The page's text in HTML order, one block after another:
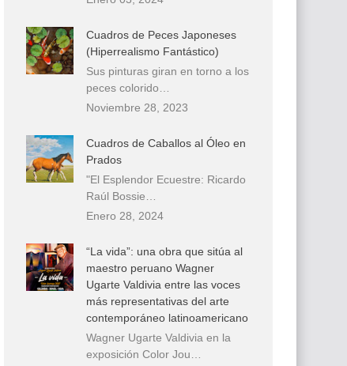
Cuadros de Peces Japoneses
(Hiperrealismo Fantástico)
Sus pinturas giran en torno a los
peces colorido…
Noviembre 28, 2023
Cuadros de Caballos al Óleo en
Prados
"El Esplendor Ecuestre: Ricardo
Raúl Bossie…
Enero 28, 2024
“La vida”: una obra que sitúa al
maestro peruano Wagner
Ugarte Valdivia entre las voces
más representativas del arte
contemporáneo latinoamericano
Wagner Ugarte Valdivia en la
exposición Color Jou…